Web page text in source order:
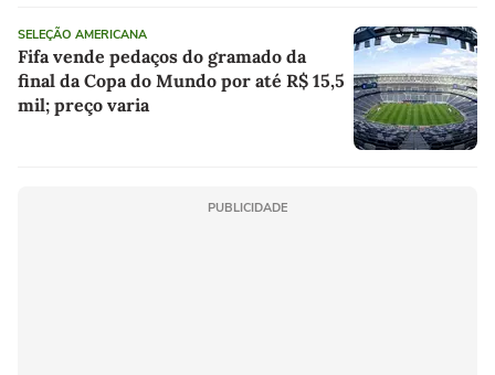
SELEÇÃO AMERICANA
Fifa vende pedaços do gramado da
final da Copa do Mundo por até R$ 15,5
mil; preço varia
PUBLICIDADE